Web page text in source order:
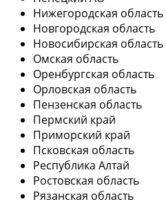
Нижегородская область
Новгородская область
Новосибирская область
Омская область
Оренбургская область
Орловская область
Пензенская область
Пермский край
Приморский край
Псковская область
Республика Алтай
Ростовская область
Рязанская область